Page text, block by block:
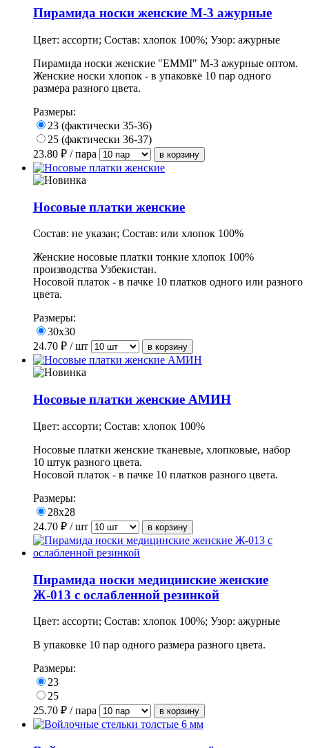
Пирамида носки женские М-3 ажурные
Цвет: ассорти; Состав: хлопок 100%; Узор: ажурные
Пирамида носки женские "EMMI" М-3 ажурные оптом.
Женские носки хлопок - в упаковке 10 пар одного
размера разного цвета.
Размеры:
23 (фактически 35-36)
25 (фактически 36-37)
23.80 ₽ / пара
Носовые платки женские
Состав: не указан; Состав: или хлопок 100%
Женские носовые платки тонкие хлопок 100%
производства Узбекистан.
Носовой платок - в пачке 10 платков одного или разного
цвета.
Размеры:
30х30
24.70 ₽ / шт
Носовые платки женские АМИН
Цвет: ассорти; Состав: хлопок 100%
Носовые платки женские тканевые, хлопковые, набор
10 штук разного цвета.
Носовой платок - в пачке 10 платков разного цвета.
Размеры:
28х28
24.70 ₽ / шт
Пирамида носки медицинские женские
Ж-013 с ослабленной резинкой
Цвет: ассорти; Состав: хлопок 100%; Узор: ажурные
В упаковке 10 пар одного размера разного цвета.
Размеры:
23
25
25.70 ₽ / пара